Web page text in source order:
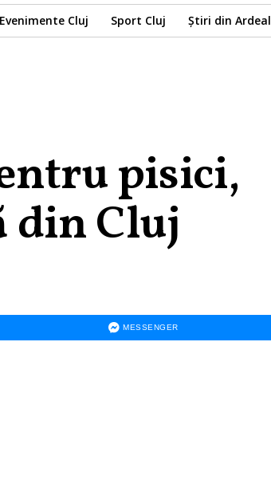
Evenimente Cluj Sport Cluj Știri din Ardeal
pisici,
din Cluj
MESSENGER